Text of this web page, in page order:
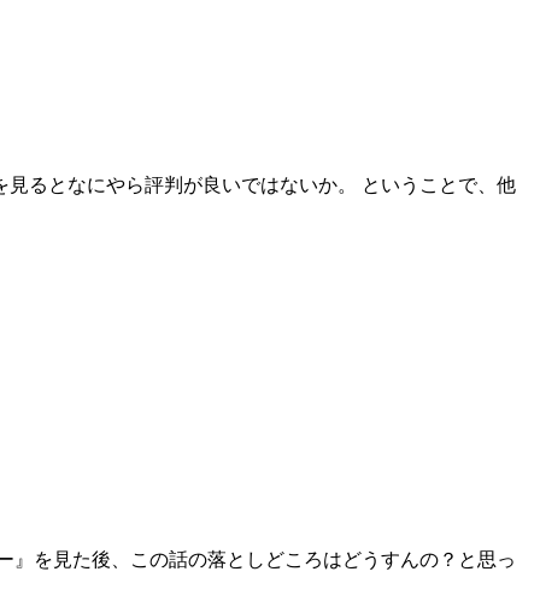
るとなにやら評判が良いではないか。 ということで、他
を見た後、この話の落としどころはどうすんの？と思っ